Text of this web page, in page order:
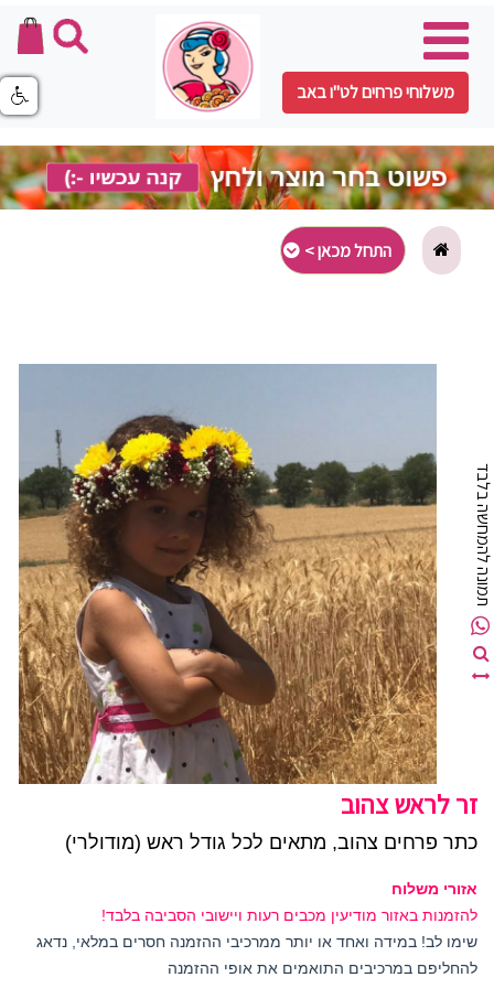
משלוחי פרחים לט"ו באב
התחל מכאן >
תמונה להמחשה בלבד
זר לראש צהוב
כתר פרחים צהוב, מתאים לכל גודל ראש (מודולרי)
אזורי משלוח
להזמנות באזור מודיעין מכבים רעות ויישובי הסביבה בלבד!
שימו לב! במידה ואחד או יותר ממרכיבי ההזמנה חסרים במלאי, נדאג
להחליפם במרכיבים התואמים את אופי ההזמנה